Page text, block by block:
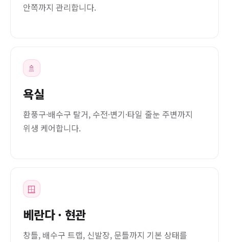
안쪽까지 관리합니다.
🚿
욕실
환풍구·배수구 탈거, 수전·변기·타일 줄눈 주변까지
위생 케어합니다.
🪟
베란다 · 현관
창틀, 배수구 트랩, 신발장, 문틀까지 기본 상태를